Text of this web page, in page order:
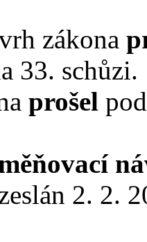
zákona
33. schůzi.
prošel
2. 2.